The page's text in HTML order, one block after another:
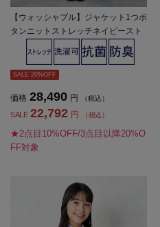
【ウォッシャブル】ジャケット1つボ
タンニットストレッチネイビースト
ライプViVi通年【レディース】
SALE 20%OFF
価格 28,490 円 （税込）
SALE 22,792 円 （税込）
★2点目10%OFF/3点目以降20%O
FF対象